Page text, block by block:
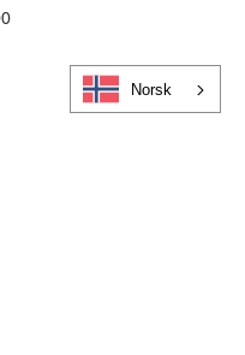
Norsk